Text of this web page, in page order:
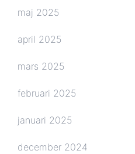
maj 2025
april 2025
mars 2025
februari 2025
januari 2025
december 2024